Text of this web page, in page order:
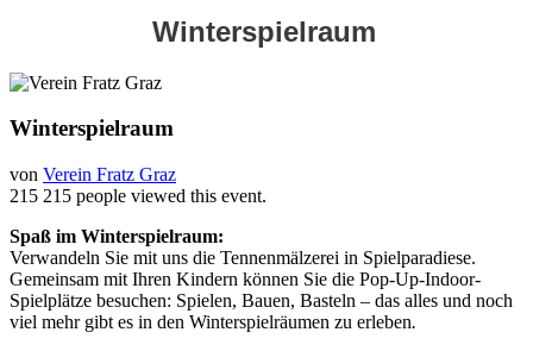
Winterspielraum
Winterspielraum
von Verein Fratz Graz
215 215 people viewed this event.
Spaß im Winterspielraum:
Verwandeln Sie mit uns die Tennenmälzerei in Spielparadiese.
Gemeinsam mit Ihren Kindern können Sie die Pop-Up-Indoor-
Spielplätze besuchen: Spielen, Bauen, Basteln – das alles und noch
viel mehr gibt es in den Winterspielräumen zu erleben.